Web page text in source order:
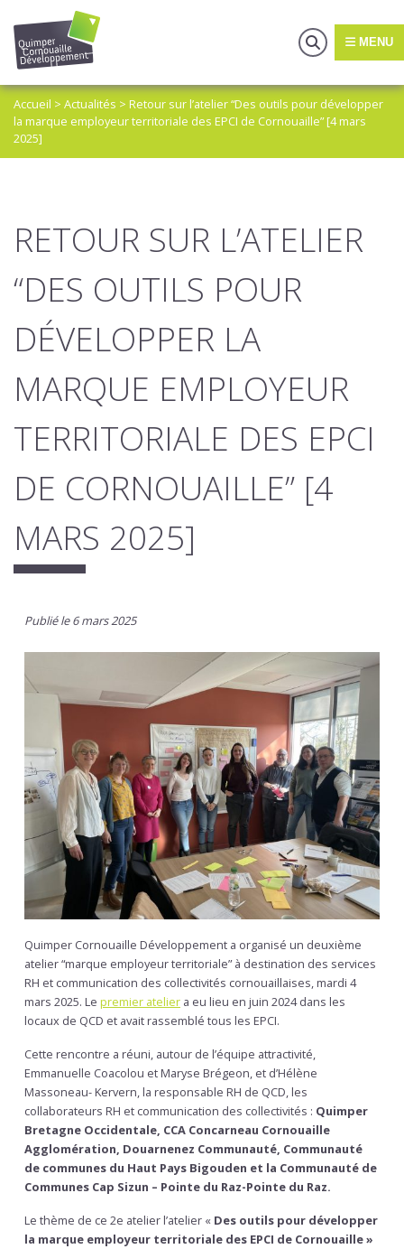
MENU
Accueil > Actualités > Retour sur l’atelier “Des outils pour développer
la marque employeur territoriale des EPCI de Cornouaille” [4 mars
2025]
RETOUR SUR L’ATELIER
“DES OUTILS POUR
DÉVELOPPER LA
MARQUE EMPLOYEUR
TERRITORIALE DES EPCI
DE CORNOUAILLE” [4
MARS 2025]
Publié le 6 mars 2025
Quimper Cornouaille Développement a organisé un deuxième
atelier “marque employeur territoriale” à destination des services
RH et communication des collectivités cornouaillaises, mardi 4
mars 2025. Le premier atelier a eu lieu en juin 2024 dans les
locaux de QCD et avait rassemblé tous les EPCI.
Cette rencontre a réuni, autour de l’équipe attractivité,
Emmanuelle Coacolou et Maryse Brégeon, et d’Hélène
Massoneau- Kervern, la responsable RH de QCD, les
collaborateurs RH et communication des collectivités : Quimper
Bretagne Occidentale, CCA Concarneau Cornouaille
Agglomération, Douarnenez Communauté, Communauté
de communes du Haut Pays Bigouden et la Communauté de
Communes Cap Sizun – Pointe du Raz-Pointe du Raz.
Le thème de ce 2e atelier l’atelier « Des outils pour développer
la marque employeur territoriale des EPCI de Cornouaille »